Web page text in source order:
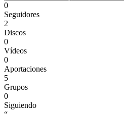
0
Seguidores
2
Discos
0
Vídeos
0
Aportaciones
5
Grupos
0
Siguiendo
“